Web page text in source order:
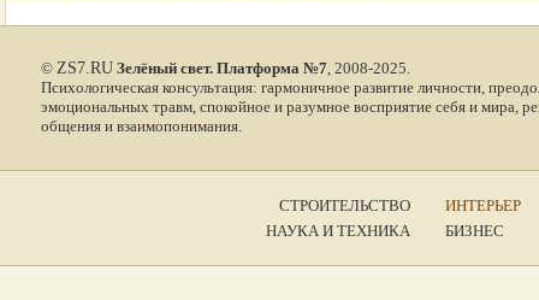
© ZS7.RU Зелёный свет. Платформа №7, 2008-2025.
Психологическая консультация: гармоничное развитие личности,
эмоциональных травм, спокойное и разумное восприятие себя и мира,
общения и взаимопонимания.
СТРОИТЕЛЬСТВО
ИНТЕРЬЕР
НАУКА И ТЕХНИКА
БИЗНЕС